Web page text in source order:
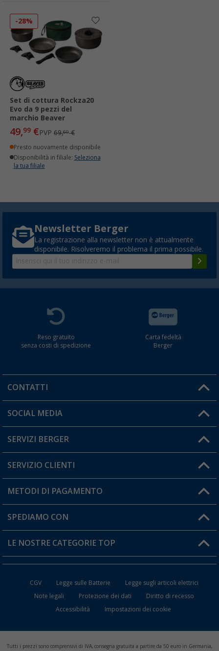
-28%
Set di cottura Rockza20
Evo da 9 pezzi del
marchio Beaver
49,99 €PVP 69,60€
Presto nuovamente disponibile
Disponibilità in filiale: Seleziona
la tua filiale
Newsletter Berger
La registrazione alla newsletter non è attualmente
disponibile. Risolveremo il problema il prima possibile.
Reso gratuito
senza costi di spedizione
Carta fedeltà
Berger
CONTATTI
Orari di apertura del servizio:
Hai una domanda?
SOCIAL MEDIA
SERVIZI BERGER
Diventare rivenditori
Il mio Account
Carta fedeltà Berger
SERVIZIO CLIENTI
Informazioni sulla spedizione
Resi
FAQ e Contatti
METODI DI PAGAMENTO
SPEDIAMO CON
LE NOSTRE CATEGORIE TOP
Mobili per il Campeggio
Frigo Portatili
CGV Legge sulle Batterie
Legge sugli articoli elettrici
Note legali
Protezione dei dati
Diritto di recesso
Accessibilità
Impostazioni dei cookie
Tutti i prezzi sono comprensivi di IVA, consegna gratuita a partire da 50 euro in Germania,